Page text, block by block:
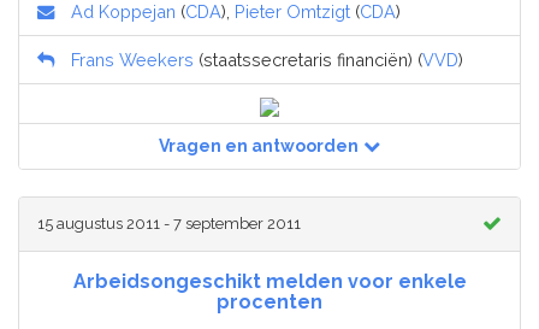
Ad Koppejan (CDA), Pieter Omtzigt (CDA)
Frans Weekers (staatssecretaris financiën) (VVD)
Vragen en antwoorden
15 augustus 2011 - 7 september 2011
Arbeidsongeschikt melden voor enkele
procenten